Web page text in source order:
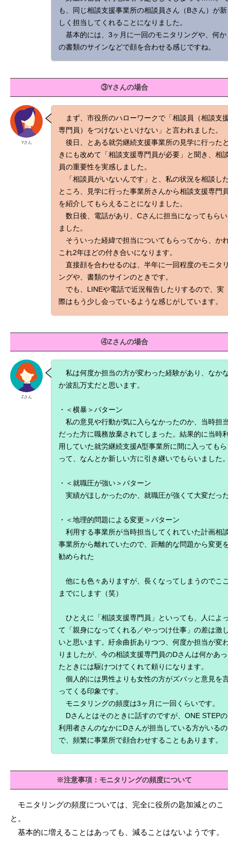
も、同じ相談支援事業所の相談員さん（Bさん）が新
しく担当してくれることになりました。
基本的には、3ヶ月に一回のモニタリングや、何か
の書類のサインなどで顔を合わせる感じですね。
③Yさんの場合
Yさん
まず、市役所のハローワークで「相談員（相談支
専門員）をつけないといけない」と言われました。
後日、とある就労継続支援事業所の見学に行った
きにも改めて「相談支援専門員が必要」と聞き、相
員の重要性を実感しました。
「相談員がいないんです」と、私の状況を相談し
ところ、見学に行った事業所さんから相談支援専門
を紹介してもらえることになりました。
数日後、電話があり、Cさんに担当になってもらい
ました。
そういった経緯で担当についてもらってから、か
これ2年ほどの付き合いになります。
直接顔を合わせるのは、半年に一回程度のモニタ
ングや、書類のサインのときです。
でも、LINEや電話で近況報告したりするので、実
際はもう少し会っているような感じがしています。
④Zさんの場合
Zさん
私は何度か担当の方が変わった経験があり、なか
か波乱万丈だと思います。
・＜横暴＞パターン
私の意見や行動が気に入らなかったのか、当時担
だった方に職務放棄されてしまった。結果的に当時
用していた就労継続支援A型事業所に間に入ってもら
って、なんとか新しい方に引き継いでもらいました
・＜就職圧が強い＞パターン
実績がほしかったのか、就職圧が強くて大変だっ
・＜地理的問題による変更＞パターン
利用する事業所が当時担当してくれていた計画相
事業所から離れていたので、距離的な問題から変更
勧められた
他にも色々ありますが、長くなってしまうのでこ
までにします（笑）
ひとえに「相談支援専門員」といっても、人によ
て「親身になってくれる／やっつけ仕事」の差は激
いと思います。紆余曲折ありつつ、何度か担当が変
りましたが、今の相談支援専門員のDさんは何かあっ
たときには駆けつけてくれて頼りになります。
個人的には男性よりも女性の方がズバッと意見を
ってくる印象です。
モニタリングの頻度は3ヶ月に一回くらいです。
Dさんとはそのときに話すのですが、ONE STEPの
利用者さんのなかにDさんが担当している方がいるの
で、頻繁に事業所で顔合わせすることもあります。
※注意事項：モニタリングの頻度について
モニタリングの頻度については、完全に役所の匙加減とのこ
と。
基本的に増えることはあっても、減ることはないようです。